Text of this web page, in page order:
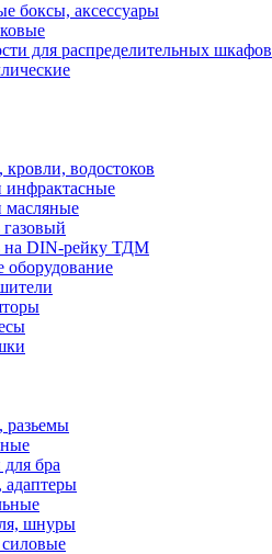
боксы, аксессуары
для распределительных шкафов
кровли, водостоков
инфрактасные
масляные
газовый
на DIN-рейку ТДМ
оборудование
разьемы
бра
адаптеры
шнуры